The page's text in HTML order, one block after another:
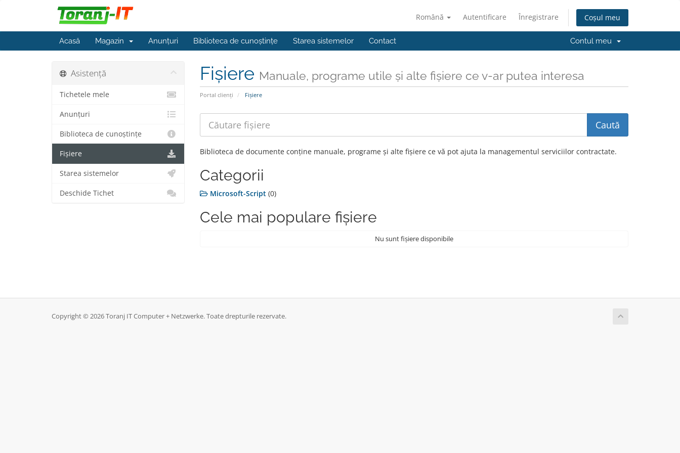
Română Autentificare Înregistrare Coșul meu
Acasă Magazin Anunțuri Biblioteca de cunoștințe Starea sistemelor Contact Contul meu
Fișiere Manuale, programe utile și alte fișiere ce v-ar putea interesa
Portal clienți Fișiere
Biblioteca de documente conține manuale, programe și alte fișiere ce vă pot ajuta la managementul serviciilor contractate.
Categorii
Microsoft-Script (0)
Cele mai populare fișiere
Nu sunt fișiere disponibile
Asistență
Tichetele mele
Anunțuri
Biblioteca de cunoștințe
Fișiere
Starea sistemelor
Deschide Tichet
Copyright © 2026 Toranj IT Computer + Netzwerke. Toate drepturile rezervate.